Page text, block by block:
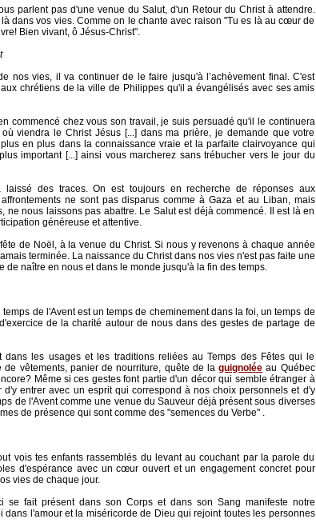
parlent pas d'une venue du Salut, d'un Retour du Christ à attendre.
dans vos vies. Comme on le chante avec raison "Tu es là au cœur de
Bien vivant, ô Jésus-Christ".
nos vies, il va continuer de le faire jusqu'à l’achèvement final. C'est
chrétiens de la ville de Philippes qu'il a évangélisés avec ses amis
commencé chez vous son travail, je suis persuadé qu'il le continuera
viendra le Christ Jésus [...] dans ma prière, je demande que votre
en plus dans la connaissance vraie et la parfaite clairvoyance qui
important [...] ainsi vous marcherez sans trébucher vers le jour du
des traces. On est toujours en recherche de réponses aux
ne sont pas disparus comme à Gaza et au Liban, mais
ne nous laissons pas abattre. Le Salut est déjà commencé. Il est là en
généreuse et attentive.
de Noël, à la venue du Christ. Si nous y revenons à chaque année
terminée. La naissance du Christ dans nos vies n'est pas faite une
de naître en nous et dans le monde jusqu'à la fin des temps.
de l'Avent est un temps de cheminement dans la foi, un temps de
de la charité autour de nous dans des gestes de partage de
dans les usages et les traditions reliées au Temps des Fêtes qui le
de vêtements, panier de nourriture, quête de laguignolée au Québec
Même si ces gestes font partie d'un décor qui semble étranger à
d'y entrer avec un esprit qui correspond à nos choix personnels et d'y
de l'Avent comme une venue du Sauveur déjà présent sous diverses
de présence qui sont comme des "semences du Verbe" .
vois tes enfants rassemblés du levant au couchant par la parole du
d'espérance avec un cœur ouvert et un engagement concret pour
vies de chaque jour.
se fait présent dans son Corps et dans son Sang manifeste notre
dans l'amour et la miséricorde de Dieu qui rejoint toutes les personnes